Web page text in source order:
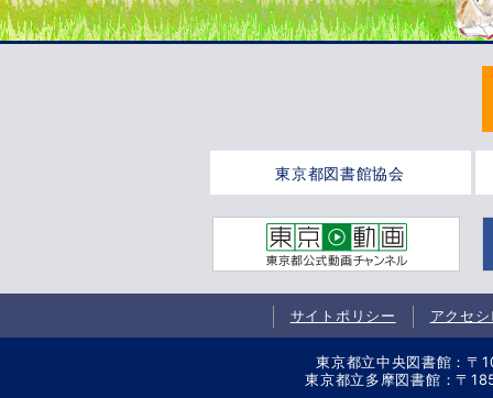
東京都図書館協会
サイトポリシー アクセ
東京都立中央図書館：
東京都立多摩図書館：